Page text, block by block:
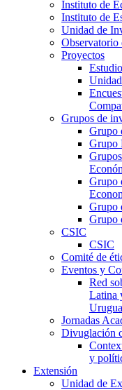
Instituto de
Instituto de
Unidad de
Observatorio
Proyectos
Grupos de
Grupo
Grupo
Grupo
Grupo
Grupo
CSIC
CSIC
Comité de
Eventos y
Red
Latina
Jornadas
Divuglación
y
Extensión
Unidad de